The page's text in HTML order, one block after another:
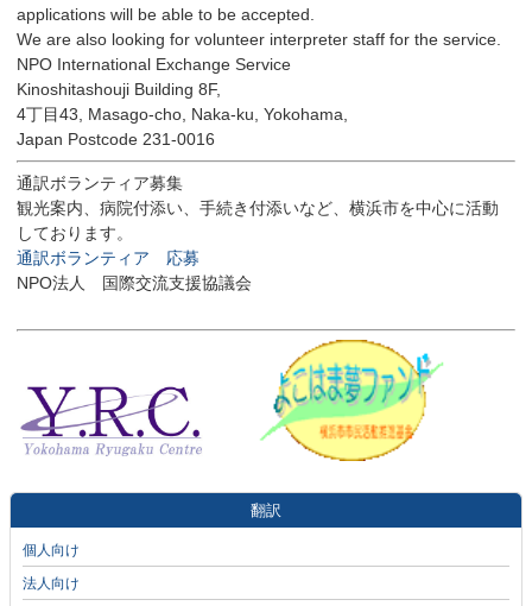
applications will be able to be accepted.
We are also looking for volunteer interpreter staff for the service.
NPO International Exchange Service
Kinoshitashouji Building 8F,
4丁目43, Masago-cho, Naka-ku, Yokohama,
Japan Postcode 231-0016
通訳ボランティア募集
観光案内、病院付添い、手続き付添いなど、横浜市を中心に活動
しております。
通訳ボランティア 応募
NPO法人 国際交流支援協議会
翻訳
個人向け
法人向け